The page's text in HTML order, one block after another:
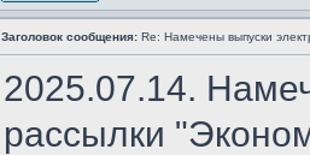
Заголовок сообщения: Re: Намечены выпуски
2025.07.14.
рассылки